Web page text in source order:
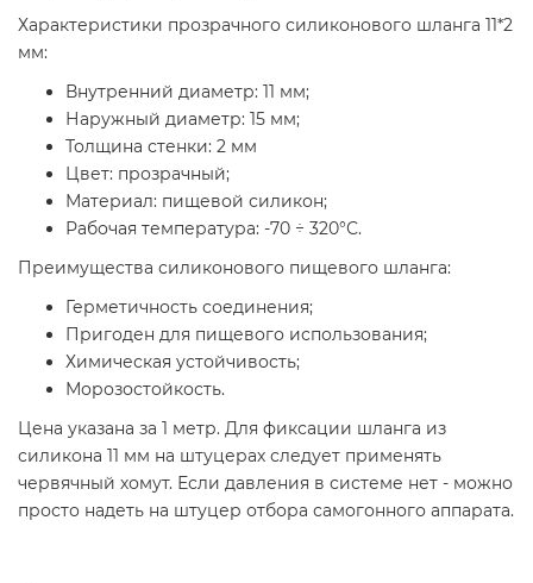
Характеристики прозрачного силиконового шланга 11*2
мм:
Внутренний диаметр: 11 мм;
Наружный диаметр: 15 мм;
Толщина стенки: 2 мм
Цвет: прозрачный;
Материал: пищевой силикон;
Рабочая температура: -70 ÷ 320°С.
Преимущества силиконового пищевого шланга:
Герметичность соединения;
Пригоден для пищевого использования;
Химическая устойчивость;
Морозостойкость.
Цена указана за 1 метр. Для фиксации шланга из
силикона 11 мм на штуцерах следует применять
червячный хомут. Если давления в системе нет - можно
просто надеть на штуцер отбора самогонного аппарата.